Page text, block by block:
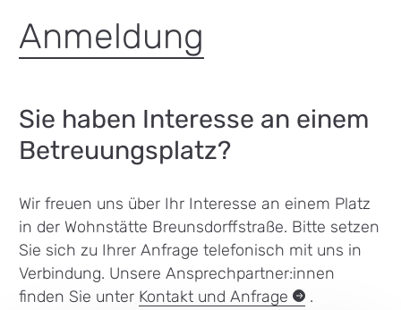
Anmeldung
Sie haben Interesse an einem
Betreuungsplatz?
Wir freuen uns über Ihr Interesse an einem Platz
in der Wohnstätte Breunsdorffstraße. Bitte setzen
Sie sich zu Ihrer Anfrage telefonisch mit uns in
Verbindung. Unsere Ansprechpartner:innen
finden Sie unter Kontakt undAnfrage .